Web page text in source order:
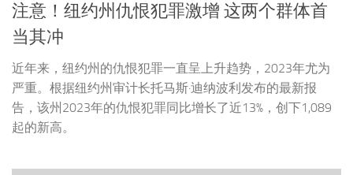
注意！纽约州仇恨犯罪激增 这两个群体首
当其冲
近年来，纽约州的仇恨犯罪一直呈上升趋势，2023年尤为
严重。根据纽约州审计长托马斯·迪纳波利发布的最新报
告，该州2023年的仇恨犯罪同比增长了近13%，创下1,089
起的新高。